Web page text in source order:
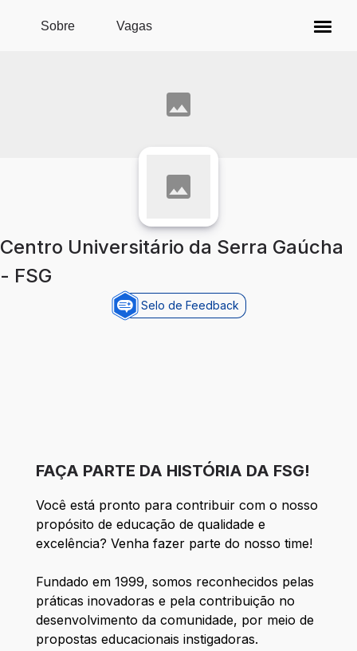
Pular para o conteúdo principal
Sobre Vagas
Centro Universitário da Serra Gaúcha
- FSG
Selo de Feedback
FAÇA PARTE DA HISTÓRIA DA FSG!
Você está pronto para contribuir com o nosso
propósito de educação de qualidade e
excelência? Venha fazer parte do nosso time!
Fundado em 1999, somos reconhecidos pelas
práticas inovadoras e pela contribuição no
desenvolvimento da comunidade, por meio de
propostas educacionais instigadoras.